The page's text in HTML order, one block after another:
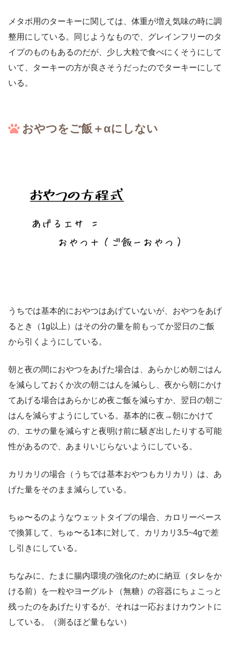
メタボ用のターキーに関しては、体重が増え気味の時に調
整用にしている。同じようなもので、グレインフリーのタ
イプのものもあるのだが、少し大粒で食べにくそうにして
いて、ターキーの方が良さそうだったのでターキーにして
いる。
おやつをご飯＋αにしない
うちでは基本的におやつはあげていないが、おやつをあげ
るとき（1g以上）はその分の量を前もってか翌日のご飯
から引くようにしている。
朝と夜の間におやつをあげた場合は、あらかじめ朝ごはん
を減らしておくか次の朝ごはんを減らし、夜から朝にかけ
てあげる場合はあらかじめ夜ご飯を減らすか、翌日の朝ご
はんを減らすようにしている。基本的に夜→朝にかけて
の、エサの量を減らすと夜明け前に騒ぎ出したりする可能
性があるので、あまりいじらないようにしている。
カリカリの場合（うちでは基本おやつもカリカリ）は、あ
げた量をそのまま減らしている。
ちゅ〜るのようなウェットタイプの場合、カロリーベース
で換算して、ちゅ〜る1本に対して、カリカリ3.5~4gで差
し引きにしている。
ちなみに、たまに腸内環境の強化のために納豆（タレをか
ける前）を一粒やヨーグルト（無糖）の容器にちょこっと
残ったのをあげたりするが、それは一応おまけカウントに
している。（測るほど量もない）